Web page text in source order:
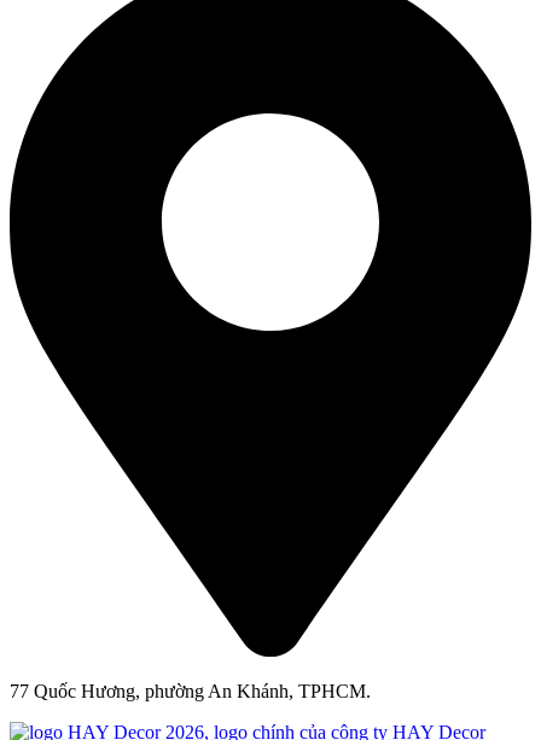
77 Quốc Hương, phường An Khánh, TPHCM.